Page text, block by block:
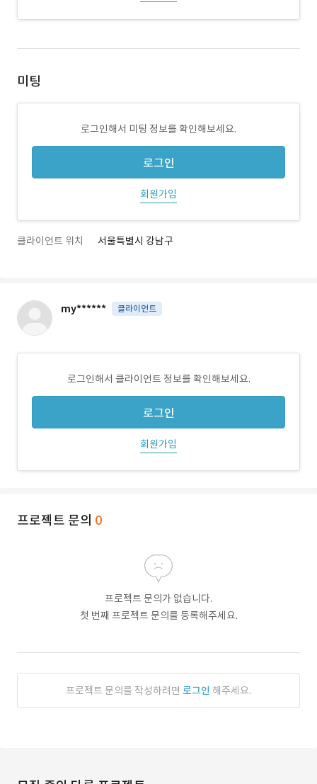
미팅
로그인해서 미팅 정보를 확인해보세요.
로그인
회원가입
클라이언트 위치 서울특별시 강남구
my****** 클라이언트
로그인해서 클라이언트 정보를 확인해보세요.
로그인
회원가입
프로젝트 문의 0
프로젝트 문의가 없습니다.
첫 번째 프로젝트 문의를 등록해주세요.
프로젝트 문의를 작성하려면 로그인 해주세요.